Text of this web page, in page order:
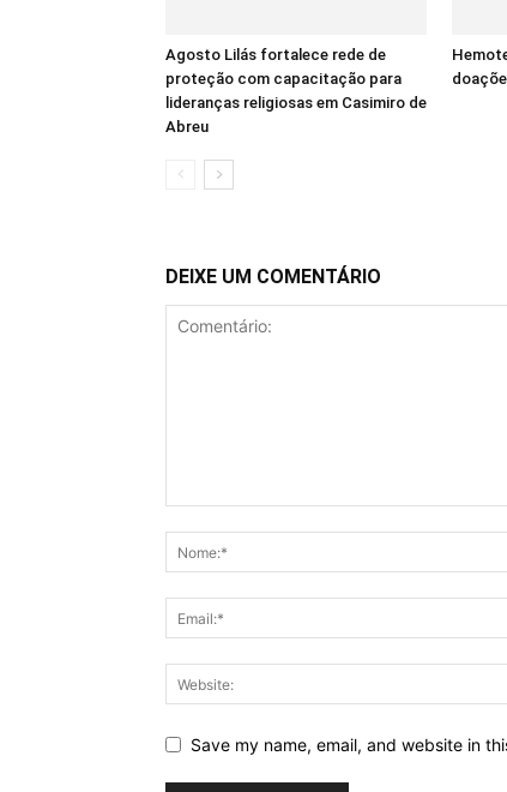
Agosto Lilás fortalece rede de
proteção com capacitação para
lideranças religiosas em Casimiro de
Abreu
DEIXE UM COMENTÁRIO
Save my name, email, and website in